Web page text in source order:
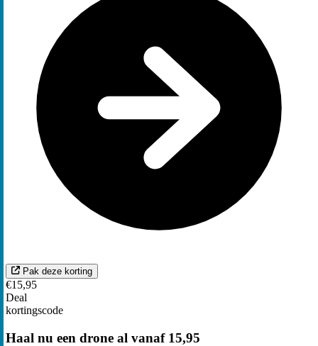
Pak deze korting
€15,95
Deal
kortingscode
Haal nu een drone al vanaf 15,95